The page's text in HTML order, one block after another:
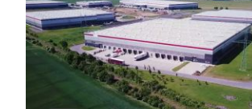
nedostatečná komunikace úřadů s
či nezodpovědné změny v obecních
plánech, protichůdné kroky
orné půdy vysoké bonity, chybějící
která by zvýhodňovala projekty
či upřednostňování krátkodobých